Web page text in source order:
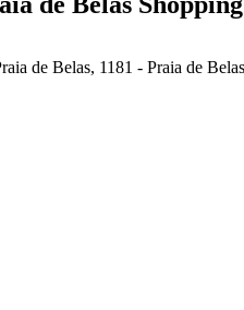
de Belas, 1181 - Praia de